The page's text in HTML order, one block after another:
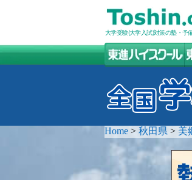
大学受験(大学入試)対策の塾・予
Home > 秋田県 > 美